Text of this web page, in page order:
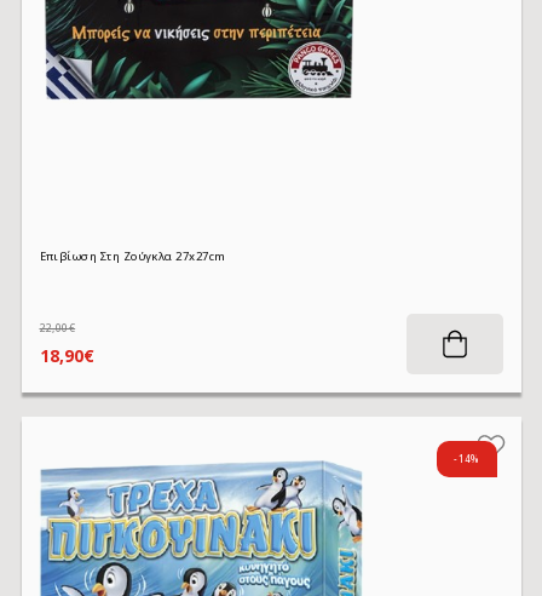
Επιβίωση Στη Ζούγκλα 27x27cm
18,90€
22,00€
-14%